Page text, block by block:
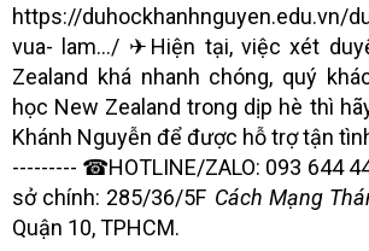
https://duhockhanhnguyen.edu.vn/
vua- lam.../ ✈Hiện tại, việc xét
Zealand khá nhanh chóng, quý
học New Zealand trong dịp hè thì
Khánh Nguyễn để được hỗ trợ tận
--------- ☎HOTLINE/ZALO: 093 644
sở chính: 285/36/5F Cách Mạng
Quận 10, TPHCM.